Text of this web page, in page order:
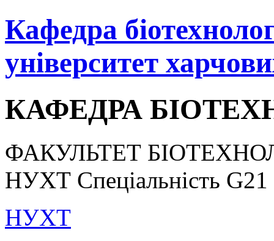
Кафедра
університет
КАФЕДРА
ФАКУЛЬТЕТ
НУХТ Спеціальність G21
НУХТ